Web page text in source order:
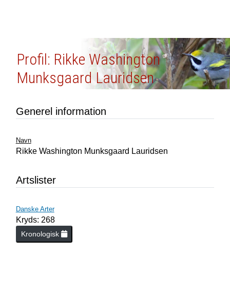
Profil: Rikke Washington
Munksgaard Lauridsen
Generel information
Navn
Rikke Washington Munksgaard Lauridsen
Artslister
Danske Arter
Kryds: 268
Kronologisk